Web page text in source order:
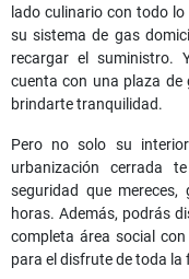
lado culinario con todo
su sistema de gas
recargar el suministro.
cuenta con una plaza de
brindarte tranquilidad.
Pero no solo su
urbanización cerrada
seguridad que
horas. Además, podrás
completa área social
para el disfrute de toda la